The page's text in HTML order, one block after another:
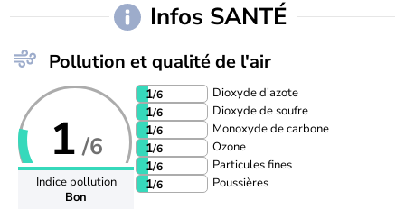
Infos SANTÉ
Pollution et qualité de l'air
1 /6
Indice pollution
Bon
1/6 Dioxyde d'azote
1/6 Dioxyde de soufre
1/6 Monoxyde de carbone
1/6 Ozone
1/6 Particules fines
1/6 Poussières